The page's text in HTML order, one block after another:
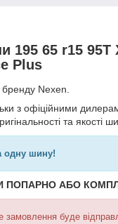
195 65 r15 95T
Plus
бренду Nexen.
з офіційними
та якості
одну шину!
ПОПАРНО АБО
буде